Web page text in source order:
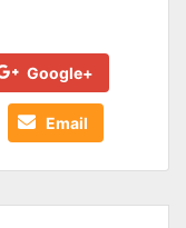
Google+
Email